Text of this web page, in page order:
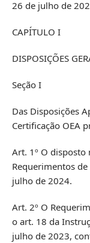
26 de julho de
CAPÍTULO I
DISPOSIÇÕES
Seção I
Das Disposições
Certificação OEA
Art. 1º O disposto
Requerimentos
julho de 2024.
Art. 2º O
o art. 18 da
julho de 2023,